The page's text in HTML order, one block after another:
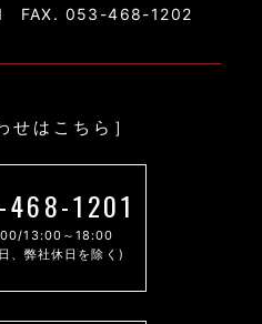
FAX. 053-468-1202
せはこちら］
1201
13:00～18:00
、弊社休日を除く)